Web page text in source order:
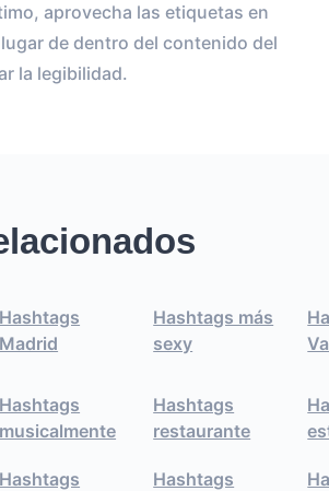
aprovecha las etiquetas en
de dentro del contenido del
la legibilidad.
Hashtags
Madrid
Hashtags más
sexy
Hashtags
musicalmente
Hashtags
restaurante
Hashtags
Hashtags